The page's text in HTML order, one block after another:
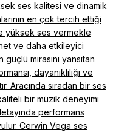
ses kalitesi ve dinamik
en çok tercih ettiği
yüksek ses vermekle
ve daha etkileyici
mirasını yansıtan
dayanıklılığı ve
Aracında sıradan bir ses
bir müzik deneyimi
performans
Cerwin Vega ses